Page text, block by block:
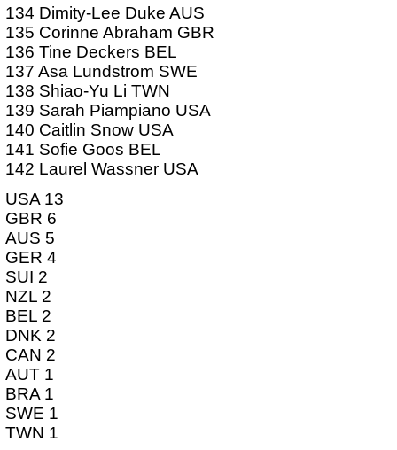
134 Dimity-Lee Duke AUS
135 Corinne Abraham GBR
136 Tine Deckers BEL
137 Asa Lundstrom SWE
138 Shiao-Yu Li TWN
139 Sarah Piampiano USA
140 Caitlin Snow USA
141 Sofie Goos BEL
142 Laurel Wassner USA
USA 13
GBR 6
AUS 5
GER 4
SUI 2
NZL 2
BEL 2
DNK 2
CAN 2
AUT 1
BRA 1
SWE 1
TWN 1